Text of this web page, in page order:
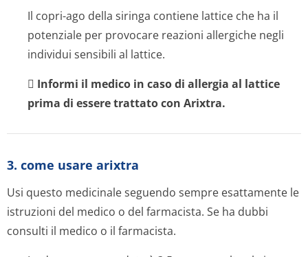
Il copri-ago della siringa contiene lattice che ha il
potenziale per provocare reazioni allergiche negli
individui sensibili al lattice.
 Informi il medico in caso di allergia al lattice
prima di essere trattato con Arixtra.
3. come usare arixtra
Usi questo medicinale seguendo sempre esattamente le
istruzioni del medico o del farmacista. Se ha dubbi
consulti il medico o il farmacista.